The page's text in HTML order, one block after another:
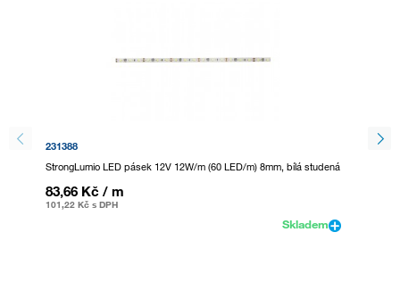
231388
StrongLumio LED pásek 12V 12W/m (60 LED/m) 8mm, bílá studená
83,66 Kč / m
101,22 Kč s DPH
Skladem
231387